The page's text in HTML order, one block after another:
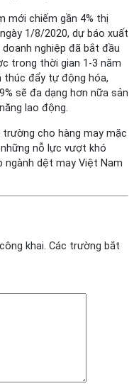
mới chiếm gần 4% thị
1/8/2020, dự báo xuất
doanh nghiệp đã bắt đầu
trong thời gian 1-3 năm
thúc đẩy tự động hóa,
sẽ đa dạng hơn nữa sản
lao động.
trường cho hàng may mặc
nỗ lực vượt khó
ngành dệt may Việt Nam
khai. Các trường bắt